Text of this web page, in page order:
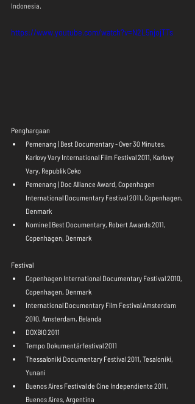
Indonesia
https://www.youtube.com/watch?v=N2L5njojTTs
Penghargaan
Pemenang | Best Documentary - Over 30 Minutes,
Karlovy Vary International Film Festival 2011, Karlovy
Vary, Republik Ceko
Pemenang | Doc Alliance Award, Copenhagen
International Documentary Festival 2011, Copenhagen,
Denmark
Nomine | Best Documentary, Robert Awards 2011,
Copenhagen, Denmark
Festival
Copenhagen International Documentary Festival 2010,
Copenhagen, Denmark
International Documentary Film Festival Amsterdam
2010, Amsterdam, Belanda
DOXBIO 2011
Tempo Dokumentärfestival 2011
Thessaloniki Documentary Festival 2011, Tesaloniki,
Yunani
Buenos Aires Festival de Cine Independiente 2011,
Buenos Aires, Argentina